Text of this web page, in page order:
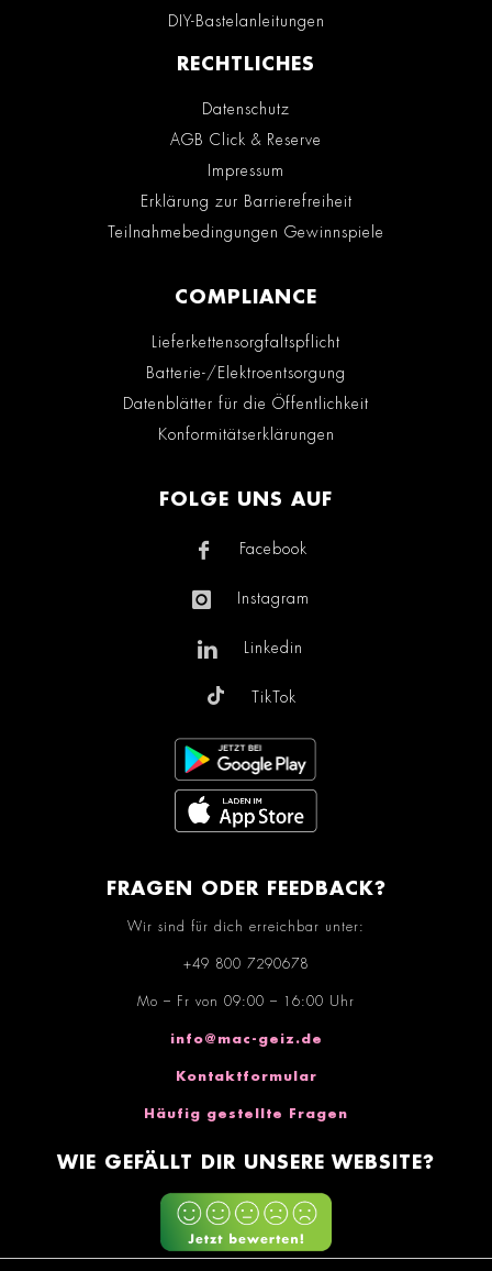
DIY-Bastelanleitungen
RECHTLICHES
Datenschutz
AGB Click & Reserve
Impressum
Erklärung zur Barrierefreiheit
Teilnahmebedingungen Gewinnspiele
COMPLIANCE
Lieferkettensorgfaltspflicht
Batterie-/Elektroentsorgung
Datenblätter für die Öffentlichkeit
Konformitätserklärungen
FOLGE UNS AUF
Facebook
Instagram
Linkedin
TikTok
FRAGEN ODER FEEDBACK?
Wir sind für dich erreichbar unter:
+49 800 7290678
Mo – Fr von 09:00 – 16:00 Uhr
info@mac-geiz.de
Kontaktformular
Häufig gestellte Fragen
WIE GEFÄLLT DIR UNSERE WEBSITE?